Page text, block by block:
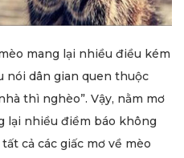
mang lại nhiều điều kém
nói dân gian quen thuộc
thì nghèo”. Vậy, nằm mơ
lại nhiều điềm báo không
cả các giấc mơ về mèo